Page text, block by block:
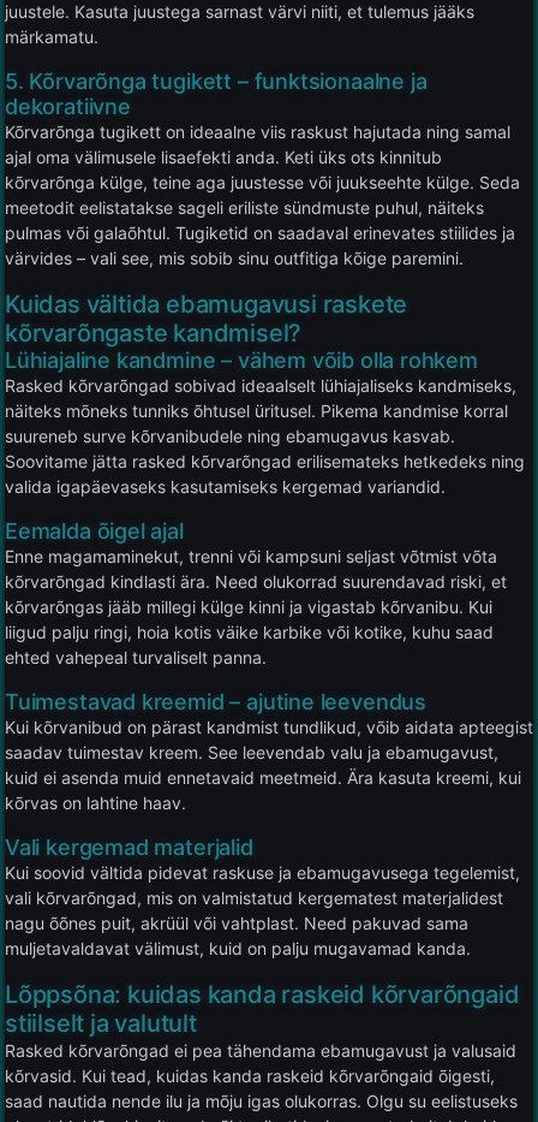
juustele. Kasuta juustega sarnast värvi niiti, et tulemus jääks
märkamatu.
5. Kõrvarõnga tugikett – funktsionaalne ja
dekoratiivne
Kõrvarõnga tugikett on ideaalne viis raskust hajutada ning samal
ajal oma välimusele lisaefekti anda. Keti üks ots kinnitub
kõrvarõnga külge, teine aga juustesse või juukseehte külge. Seda
meetodit eelistatakse sageli eriliste sündmuste puhul, näiteks
pulmas või galaõhtul. Tugiketid on saadaval erinevates stiilides ja
värvides – vali see, mis sobib sinu outfitiga kõige paremini.
Kuidas vältida ebamugavusi raskete
kõrvarõngaste kandmisel?
Lühiajaline kandmine – vähem võib olla rohkem
Rasked kõrvarõngad sobivad ideaalselt lühiajaliseks kandmiseks,
näiteks mõneks tunniks õhtusel üritusel. Pikema kandmise korral
suureneb surve kõrvanibudele ning ebamugavus kasvab.
Soovitame jätta rasked kõrvarõngad erilisemateks hetkedeks ning
valida igapäevaseks kasutamiseks kergemad variandid.
Eemalda õigel ajal
Enne magamaminekut, trenni või kampsuni seljast võtmist võta
kõrvarõngad kindlasti ära. Need olukorrad suurendavad riski, et
kõrvarõngas jääb millegi külge kinni ja vigastab kõrvanibu. Kui
liigud palju ringi, hoia kotis väike karbike või kotike, kuhu saad
ehted vahepeal turvaliselt panna.
Tuimestavad kreemid – ajutine leevendus
Kui kõrvanibud on pärast kandmist tundlikud, võib aidata apteegist
saadav tuimestav kreem. See leevendab valu ja ebamugavust,
kuid ei asenda muid ennetavaid meetmeid. Ära kasuta kreemi, kui
kõrvas on lahtine haav.
Vali kergemad materjalid
Kui soovid vältida pidevat raskuse ja ebamugavusega tegelemist,
vali kõrvarõngad, mis on valmistatud kergematest materjalidest
nagu õõnes puit, akrüül või vahtplast. Need pakuvad sama
muljetavaldavat välimust, kuid on palju mugavamad kanda.
Lõppsõna: kuidas kanda raskeid kõrvarõngaid
stiilselt ja valutult
Rasked kõrvarõngad ei pea tähendama ebamugavust ja valusaid
kõrvasid. Kui tead, kuidas kanda raskeid kõrvarõngaid õigesti,
saad nautida nende ilu ja mõju igas olukorras. Olgu su eelistuseks